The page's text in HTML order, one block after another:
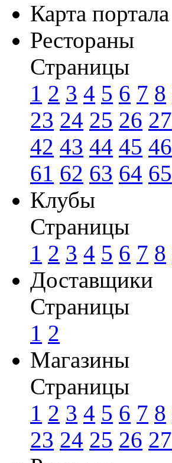
Карта портала
Рестораны
Страницы
1 2 3 4 5 6 7 8
23 24 25 26 27
42 43 44 45 46
61 62 63 64 65
Клубы
Страницы
1 2 3 4 5 6 7 8
Доставщики
Страницы
1 2
Магазины
Страницы
1 2 3 4 5 6 7 8
23 24 25 26 27